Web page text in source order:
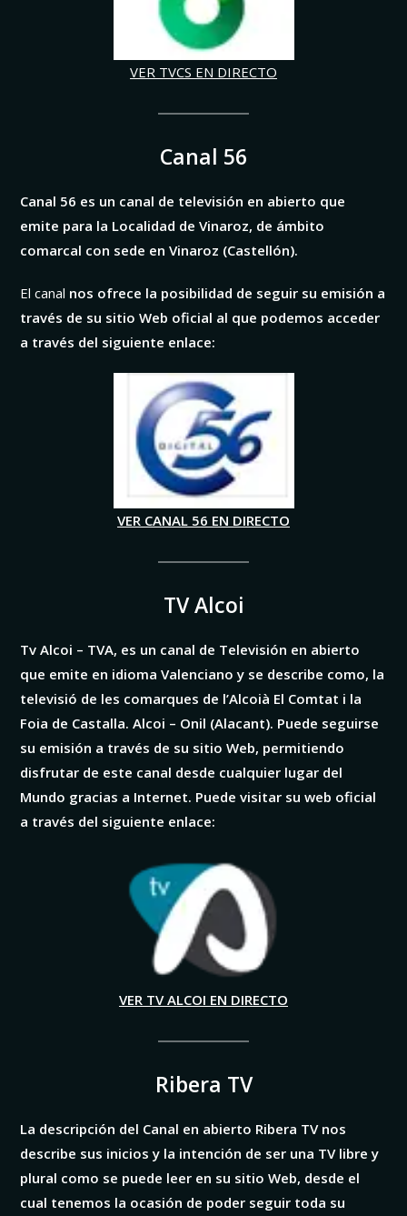
VER TVCS EN DIRECTO
Canal 56
Canal 56 es un canal de televisión en abierto que
emite para la Localidad de Vinaroz, de ámbito
comarcal con sede en Vinaroz (Castellón).
El canal nos ofrece la posibilidad de seguir su emisión a
través de su sitio Web oficial al que podemos acceder
a través del siguiente enlace:
VER CANAL 56 EN DIRECTO
TV Alcoi
Tv Alcoi – TVA, es un canal de Televisión en abierto
que emite en idioma Valenciano y se describe como, la
televisió de les comarques de l’Alcoià El Comtat i la
Foia de Castalla. Alcoi – Onil (Alacant). Puede seguirse
su emisión a través de su sitio Web, permitiendo
disfrutar de este canal desde cualquier lugar del
Mundo gracias a Internet. Puede visitar su web oficial
a través del siguiente enlace:
VER TV ALCOI EN DIRECTO
Ribera TV
La descripción del Canal en abierto Ribera TV nos
describe sus inicios y la intención de ser una TV libre y
plural como se puede leer en su sitio Web, desde el
cual tenemos la ocasión de poder seguir toda su